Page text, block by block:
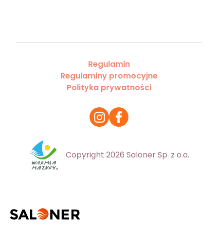
Regulamin
Regulaminy promocyjne
Polityka prywatności
Copyright 2026 Saloner Sp. z o.o.